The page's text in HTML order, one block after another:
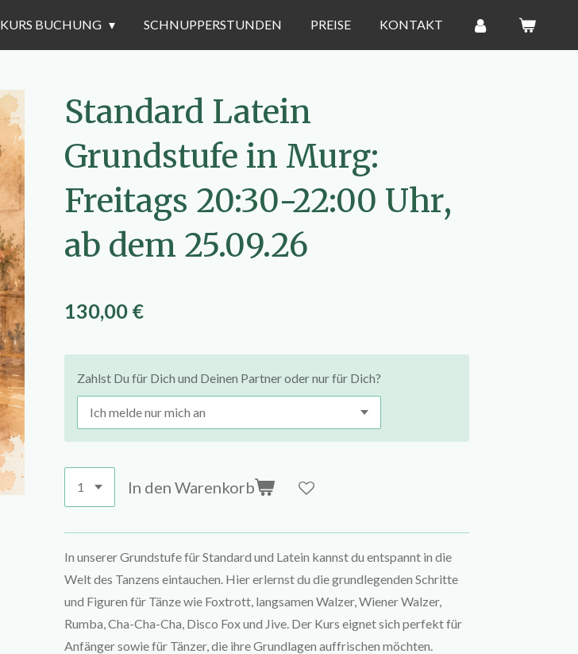
KURS BUCHUNG SCHNUPPERSTUNDEN PREISE KONTAKT
Standard Latein
Grundstufe in Murg:
Freitags 20:30-22:00 Uhr,
ab dem 25.09.26
130,00 €
Zahlst Du für Dich und Deinen Partner oder nur für Dich?
In den Warenkorb
In unserer Grundstufe für Standard und Latein kannst du entspannt in die
Welt des Tanzens eintauchen. Hier erlernst du die grundlegenden Schritte
und Figuren für Tänze wie Foxtrott, langsamen Walzer, Wiener Walzer,
Rumba, Cha-Cha-Cha, Disco Fox und Jive. Der Kurs eignet sich perfekt für
Anfänger sowie für Tänzer, die ihre Grundlagen auffrischen möchten.